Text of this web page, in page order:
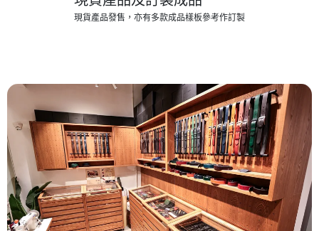
現貨產品發售，亦有多款成品樣板參考作訂製